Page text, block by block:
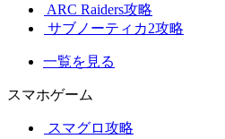
ARC Raiders攻略
サブノーティカ2攻略
一覧を見る
スマホゲーム
スマグロ攻略